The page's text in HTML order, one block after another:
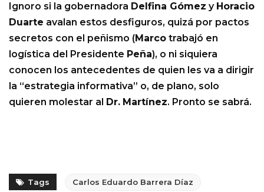
Ignoro si la gobernadora Delfina Gómez y Horacio
Duarte avalan estos desfiguros, quizá por pactos
secretos con el peñismo (Marco trabajó en
logística del Presidente Peña), o ni siquiera
conocen los antecedentes de quien les va a dirigir
la “estrategia informativa” o, de plano, solo
quieren molestar al Dr. Martínez. Pronto se sabrá.
Tags Carlos Eduardo Barrera Díaz